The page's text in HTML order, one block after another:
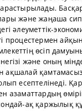
және жаңаша
әлеуметтік-
процестермен
өсіп
және оның
ақшалай қамтамасыз
есептелінеді.
азаматтардың
ақ қаржылық